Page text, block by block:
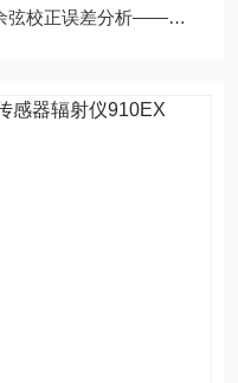
——以硅光电二极管照度计为例